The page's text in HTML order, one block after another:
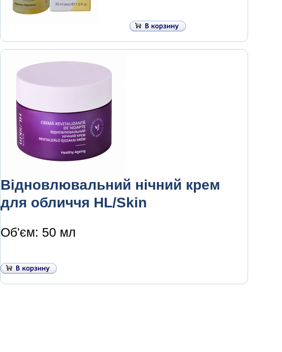
Відновлювальний нічний крем
для обличчя HL/Skin
Об'єм: 50 мл